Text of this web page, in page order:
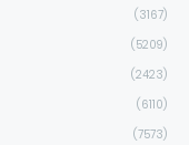
(3167)
(5209)
(2423)
(6110)
(7573)